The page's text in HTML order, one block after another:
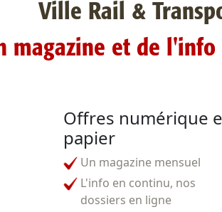
Ville Rail &
magazine et de
Offres numérique
papier
Un magazine mensuel
L'info en continu, nos
dossiers en ligne